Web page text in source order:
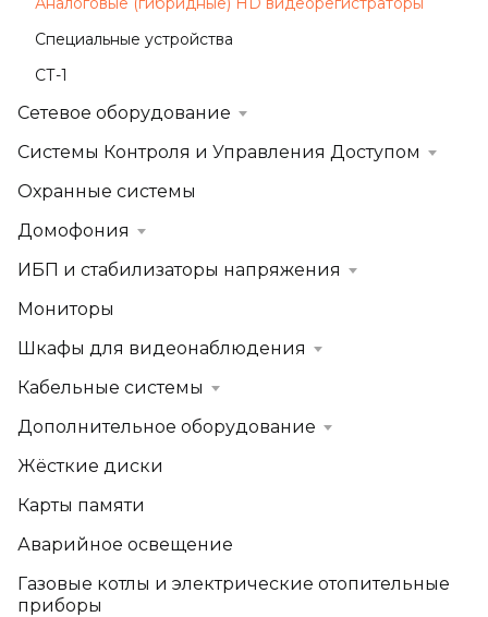
Специальные устройства
СТ-1
Сетевое оборудование
Системы Контроля и Управления Доступом
Охранные системы
Домофония
ИБП и стабилизаторы напряжения
Мониторы
Шкафы для видеонаблюдения
Кабельные системы
Дополнительное оборудование
Жёсткие диски
Карты памяти
Аварийное освещение
Газовые котлы и электрические отопительные
приборы